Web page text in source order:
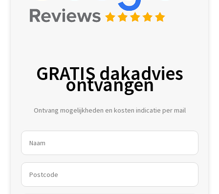
GRATIS dakadvies
ontvangen
Ontvang mogelijkheden en kosten indicatie per mail